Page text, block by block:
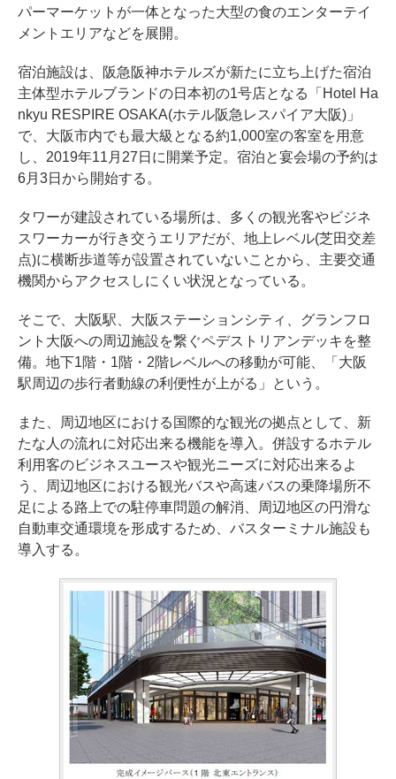
パーマーケットが一体となった大型の食のエンターテイ
メントエリアなどを展開。
宿泊施設は、阪急阪神ホテルズが新たに立ち上げた宿泊
主体型ホテルブランドの日本初の1号店となる「Hotel Ha
nkyu RESPIRE OSAKA(ホテル阪急レスパイア大阪)」
で、大阪市内でも最大級となる約1,000室の客室を用意
し、2019年11月27日に開業予定。宿泊と宴会場の予約は
6月3日から開始する。
タワーが建設されている場所は、多くの観光客やビジネ
スワーカーが行き交うエリアだが、地上レベル(芝田交差
点)に横断歩道等が設置されていないことから、主要交通
機関からアクセスしにくい状況となっている。
そこで、大阪駅、大阪ステーションシティ、グランフロ
ント大阪への周辺施設を繋ぐペデストリアンデッキを整
備。地下1階・1階・2階レベルへの移動が可能、「大阪
駅周辺の歩行者動線の利便性が上がる」という。
また、周辺地区における国際的な観光の拠点として、新
たな人の流れに対応出来る機能を導入。併設するホテル
利用客のビジネスユースや観光ニーズに対応出来るよ
う、周辺地区における観光バスや高速バスの乗降場所不
足による路上での駐停車問題の解消、周辺地区の円滑な
自動車交通環境を形成するため、バスターミナル施設も
導入する。